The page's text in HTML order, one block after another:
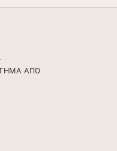
ΑΠΌ